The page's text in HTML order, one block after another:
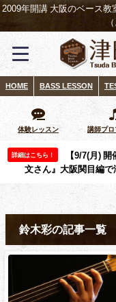
2009年開講 大阪のベース教
HOME BASS LESSON
体験レッスン 講師プロ
詳細はこちら！
【9/7(月)
文さん』大阪関目編で
鈴木彩の記事一覧